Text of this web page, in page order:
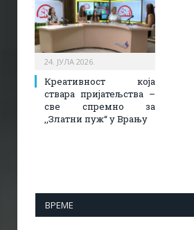
24. ЈУЛА 2026.
Креативност која
ствара пријатељства –
све спремно за
,,Златни пуж“ у Врању
ВРЕМЕ